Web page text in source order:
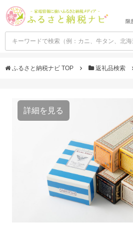
限
ふるさと納税ナビ TOP 返礼品検索
詳細を見る